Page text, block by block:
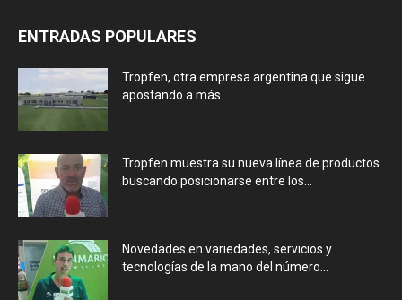
ENTRADAS POPULARES
Tropfen, otra empresa argentina que sigue
apostando a más.
Tropfen muestra su nueva línea de productos
buscando posicionarse entre los...
Novedades en variedades, servicios y
tecnologías de la mano del número...